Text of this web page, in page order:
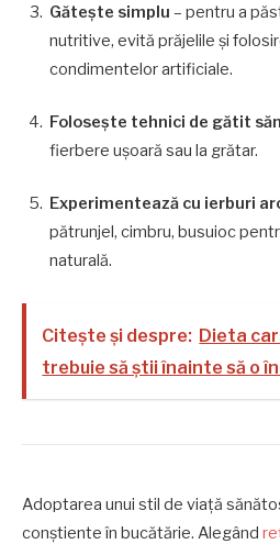
Gătește simplu – pentru a
nutritive, evită prăjelile și
condimentelor artificiale.
Folosește tehnici de gătit
fierbere ușoară sau la grătar.
Experimentează cu ierburi
pătrunjel, cimbru, busuioc
naturală.
Citește și despre: Dieta
trebuie să știi înainte să o
Adoptarea unui stil de viață
conștiente în bucătărie. Alegând